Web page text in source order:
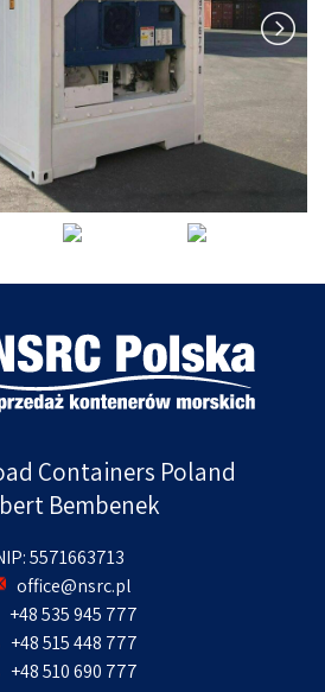
Containers Poland
Bembenek
5571663713
office@nsrc.pl
+48 535 945 777
+48 515 448 777
+48 510 690 777